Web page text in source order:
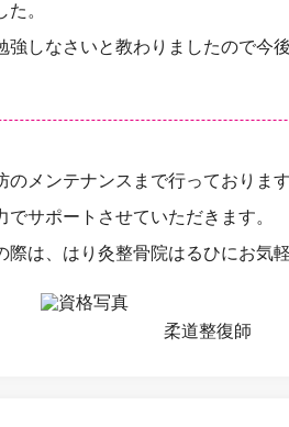
。
しなさいと教わりましたので今
メンテナンスまで行っております
サポートさせていただきます。
は、はり灸整骨院はるひにお気
柔道整復師